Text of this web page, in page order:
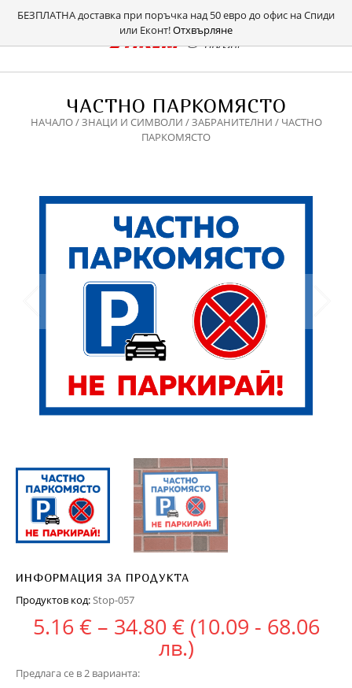
БЕЗПЛАТНА доставка при поръчка над 50 евро до офис на Спиди
или Еконт!Отхвърляне
ЧАСТНО ПАРКОМЯСТО
НАЧАЛО/ЗНАЦИ И СИМВОЛИ /ЗАБРАНИТЕЛНИ / ЧАСТНО
ПАРКОМЯСТО
ИНФОРМАЦИЯ ЗА ПРОДУКТА
Продуктов код:Stop-057
5.16 € – 34.80 €Price range:
(10.09 - 68.06
лв.)
Предлага се в 2 варианта: